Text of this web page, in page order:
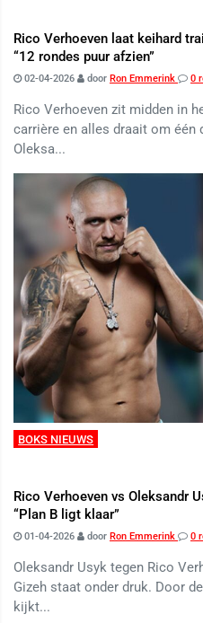
Rico Verhoeven laat keihard
“12 rondes puur afzien”
02-04-2026 door Ron Emmerink 0
Rico Verhoeven zit midden in
carrière en alles draait om één
Oleksa...
BOKS NIEUWS
Rico Verhoeven vs Oleksandr
“Plan B ligt klaar”
01-04-2026 door Ron Emmerink 0
Oleksandr Usyk tegen Rico
Gizeh staat onder druk. Door
kijkt...